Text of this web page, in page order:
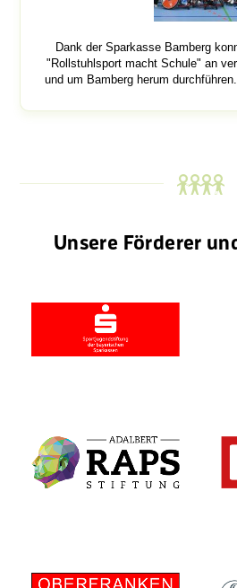
Dank der Sparkasse Bamberg
"Rollstuhlsport macht Schule" an
und um Bamberg herum
Unsere Förderer